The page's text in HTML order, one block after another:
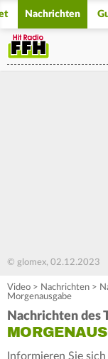
Nachrichten
© glomex, 02.12.2023
Video > Nachrichten >
Morgenausgabe
Nachrichten des
Informieren Sie